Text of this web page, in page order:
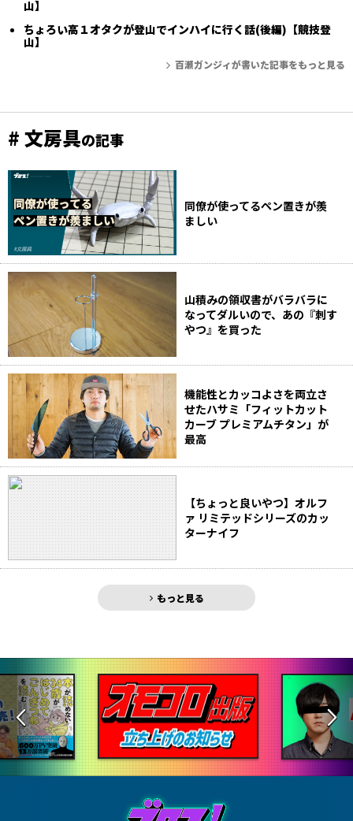
山】
ちょろい高１オタクが登山でインハイに行く話(後編)【競技登
山】
百瀬ガンジィが書いた記事をもっと見る
# 文房具の記事
同僚が使ってるペン置きが羨
ましい
山積みの領収書がバラバラに
なってダルいので、あの『刺す
やつ』を買った
機能性とカッコよさを両立さ
せたハサミ「フィットカット
カーブ プレミアムチタン」が
最高
【ちょっと良いやつ】オルフ
ァ リミテッドシリーズのカッ
ターナイフ
もっと見る